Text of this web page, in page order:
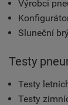
Výrobci
Sluneční
Testy
Testy
Testy